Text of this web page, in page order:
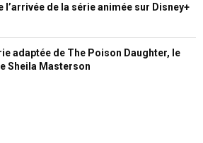
l’arrivée de la série animée sur Disney+
adaptée de The Poison Daughter, le
Sheila Masterson